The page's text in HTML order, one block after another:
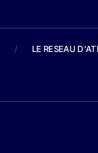
/ LE RESEAU